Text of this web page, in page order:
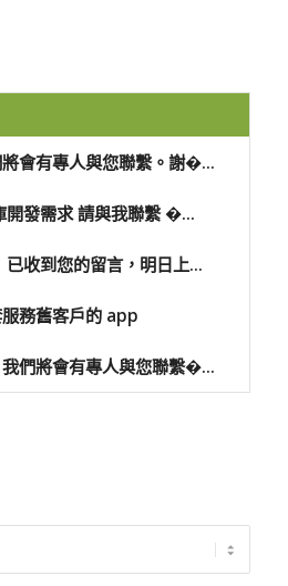
會有專人與您聯繫。謝�...
開發需求 請與我聯繫 �...
收到您的留言，明日上...
務舊客戶的 app
們將會有專人與您聯繫�...